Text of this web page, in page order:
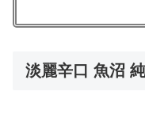
淡麗辛口 魚沼